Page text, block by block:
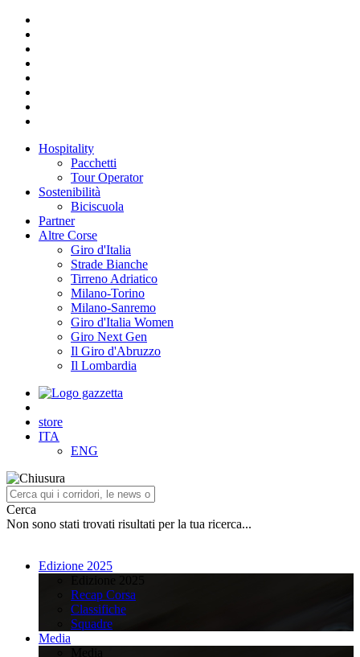
Hospitality
Pacchetti
Tour Operator
Sostenibilità
Biciscuola
Partner
Altre Corse
Giro d'Italia
Strade Bianche
Tirreno Adriatico
Milano-Torino
Milano-Sanremo
Giro d'Italia Women
Giro Next Gen
Il Giro d'Abruzzo
Il Lombardia
store
ITA
ENG
Cerca
Non sono stati trovati risultati per la tua ricerca...
Edizione 2025
Recap Corsa
Classifiche
Squadre
Media